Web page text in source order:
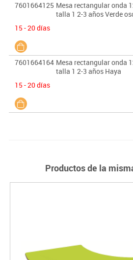
7601664125 Mesa rectangular onda
talla 1 2-3 años Verde
15 - 20 días
7601664164 Mesa rectangular onda
talla 1 2-3 años Haya
15 - 20 días
Productos de la